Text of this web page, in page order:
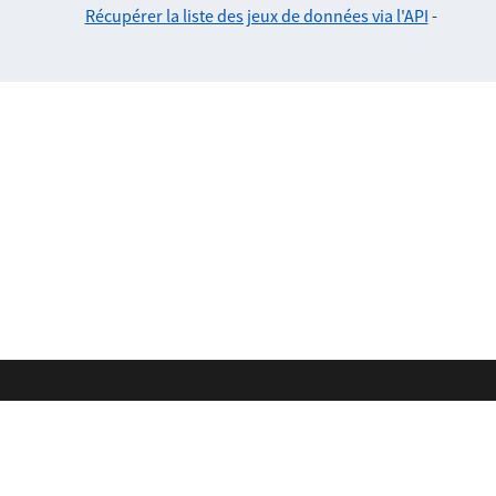
Récupérer la liste des jeux de données via l'API -